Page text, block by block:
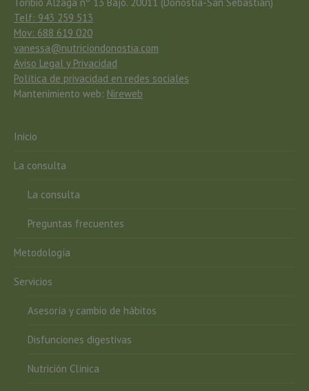
Telf: 943 259 513
Mov: 688 619 020
vanessa@nutriciondonostia.com
Aviso Legal y Privacidad
Política de privacidad en redes sociales
Mantenimiento web: Nireweb
Inicio
La consulta
La consulta
Preguntas frecuentes
Metodología
Servicios
Asesoría y cambio de hábitos
Disfunciones digestivas
Nutrición Clínica